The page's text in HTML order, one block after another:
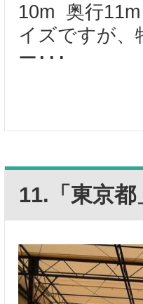
10m 奥行
イズですが、
ー･･･
11.「東京